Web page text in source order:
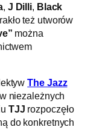
, J Dilli, Black
też utworów
można
The Jazz
niezależnych
TJJ rozpoczęło
do konkretnych